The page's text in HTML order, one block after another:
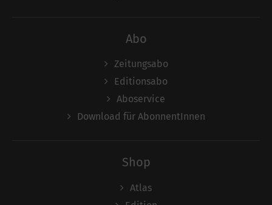
Abo
Zeitungsabo
Editionsabo
Aboservice
Download für AbonnentInnen
Shop
Atlas